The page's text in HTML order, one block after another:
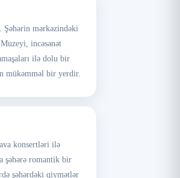
Şəhərin mərkəzindəki
incəsənət
ilə dolu bir
mükəmməl bir yerdir.
konsertləri ilə
şəhərə romantik bir
şəhərdəki qiymətlər